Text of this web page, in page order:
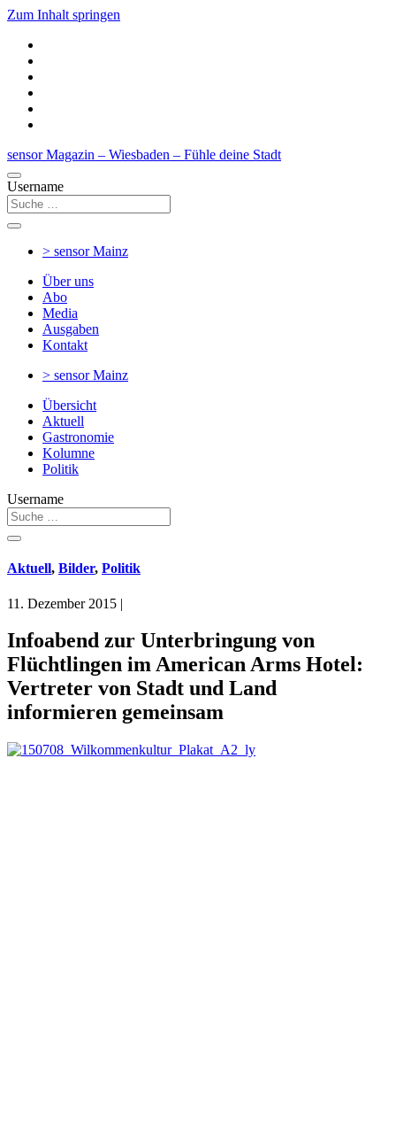
Zum Inhalt springen
sensor Magazin – Wiesbaden – Fühle deine Stadt
Username
> sensorMainz
Über uns
Abo
Media
Ausgaben
Kontakt
> sensorMainz
Übersicht
Aktuell
Gastronomie
Kolumne
Politik
Username
Aktuell, Bilder, Politik
11. Dezember 2015 |
Infoabend zur Unterbringung von
Flüchtlingen im American Arms Hotel:
Vertreter von Stadt und Land
informieren gemeinsam